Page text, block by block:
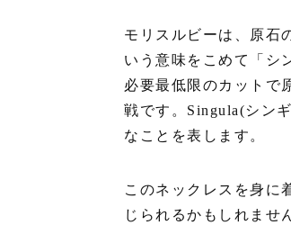
モリスルビーは、原石
いう意味をこめて「シ
必要最低限のカットで
戦です。Singula(シン
なことを表します。
このネックレスを身に
じられるかもしれませ